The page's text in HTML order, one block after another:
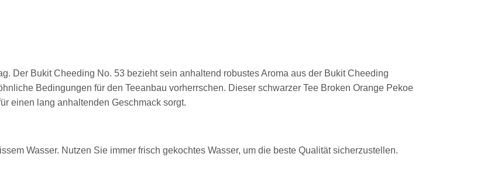
Der Bukit Cheeding No. 53 bezieht sein anhaltend robustes Aroma aus der Bukit Cheeding
Bedingungen für den Teeanbau vorherrschen. Dieser schwarzer Tee Broken Orange Pekoe
einen lang anhaltenden Geschmack sorgt.
Wasser. Nutzen Sie immer frisch gekochtes Wasser, um die beste Qualität sicherzustellen.